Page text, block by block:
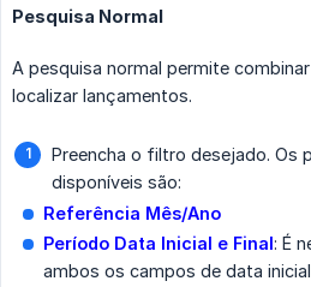
Pesquisa Normal
A pesquisa normal permite
localizar lançamentos.
Preencha o filtro desejado. Os
disponíveis são:
Referência Mês/Ano
Período Data Inicial e Final: É
ambos os campos de data